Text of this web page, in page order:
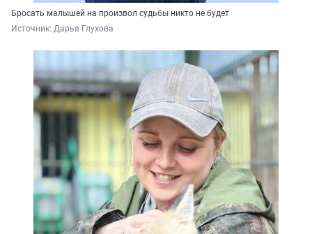
Бросать малышей на произвол судьбы никто не будет
Источник: Дарья Глухова